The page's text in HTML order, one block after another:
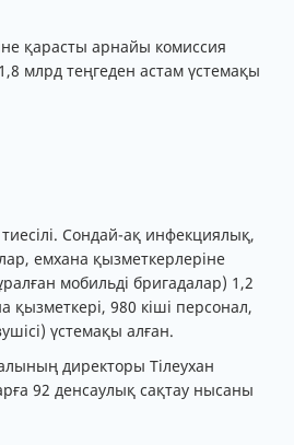
қарасты арнайы комиссия
млрд теңгеден астам үстемақы
Сондай-ақ инфекциялық,
емхана қызметкерлеріне
мобильді бригадалар) 1,2
қызметкері, 980 кіші персонал,
үстемақы алған.
директоры Тілеухан
92 денсаулық сақтау нысаны